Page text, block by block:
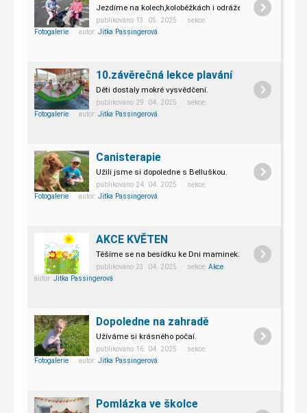
Jezdíme na kolech,koloběžkách i odrážedle.
publikováno 13. 05. 2025 sekce:
Fotogalerie autor: Jitka Passingerová
10.závěrečná lekce plavání
Děti dostaly mokré vysvědčení.
publikováno 29. 04. 2025 sekce:
Fotogalerie autor: Jitka Passingerová
Canisterapie
Užili jsme si dopoledne s Belluškou.
publikováno 24. 04. 2025 sekce:
Fotogalerie autor: Jitka Passingerová
AKCE KVĚTEN
Těšíme se na besídku ke Dni maminek.
publikováno 23. 04. 2025 sekce: Akce
autor: Jitka Passingerová
Dopoledne na zahradě
Užíváme si krásného počaí.
publikováno 16. 04. 2025 sekce:
Fotogalerie autor: Jitka Passingerová
Pomlázka ve školce